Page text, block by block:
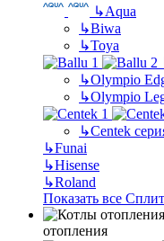
↳Aqua
↳Biwa
↳Toya
↳Olympio
↳Olympio
↳Centek
↳Funai
↳Hisense
↳Roland
Показать все
отопления